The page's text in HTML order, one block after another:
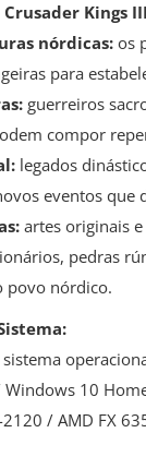
Kings
nórdicas: os
para
guerreiros
compor
legados
eventos que
artes originais
pedras
povo nórdico.
10
/ AMD FX